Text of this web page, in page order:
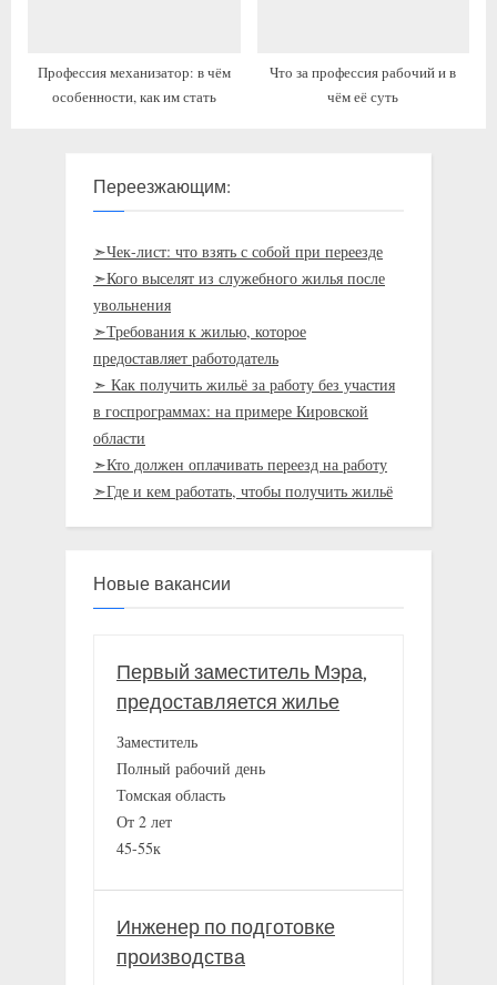
Профессия механизатор: в чём
особенности, как им стать
Что за профессия рабочий и в
чём её суть
Переезжающим:
➣Чек-лист: что взять с собой при переезде
➣Кого выселят из служебного жилья после
увольнения
➣Требования к жилью, которое
предоставляет работодатель
➣ Как получить жильё за работу без участия
в госпрограммах: на примере Кировской
области
➣Кто должен оплачивать переезд на работу
➣Где и кем работать, чтобы получить жильё
Новые вакансии
Первый заместитель Мэра,
предоставляется жилье
Заместитель
Полный рабочий день
Томская область
От 2 лет
45-55к
Инженер по подготовке
производства